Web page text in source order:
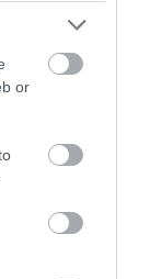
orστο
από
της